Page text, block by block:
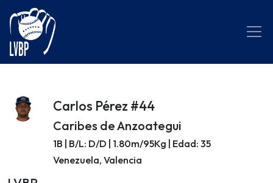
Carlos Pérez #44
Caribes de Anzoategui
1B | B/L: D/D | 1.80m/95Kg | Edad: 35
Venezuela, Valencia